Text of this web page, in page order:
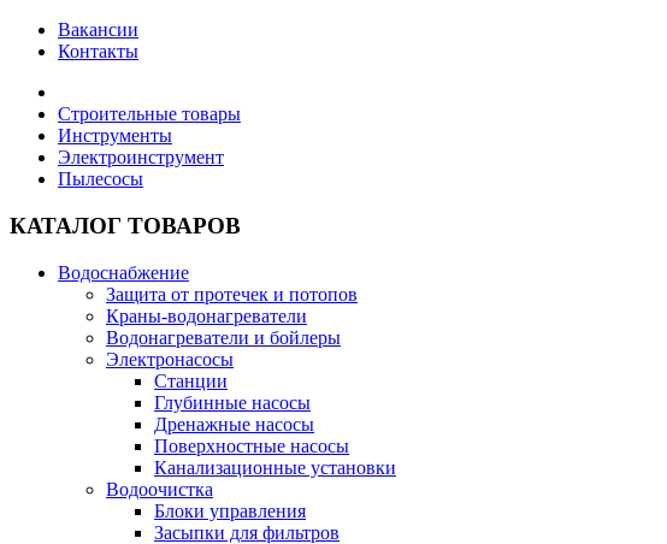
Вакансии
Контакты
Строительные товары
Инструменты
Электроинструмент
Пылесосы
КАТАЛОГ ТОВАРОВ
Водоснабжение
Защита от протечек и потопов
Краны-водонагреватели
Водонагреватели и бойлеры
Электронасосы
Станции
Глубинные насосы
Дренажные насосы
Поверхностные насосы
Канализационные установки
Водоочистка
Блоки управления
Засыпки для фильтров